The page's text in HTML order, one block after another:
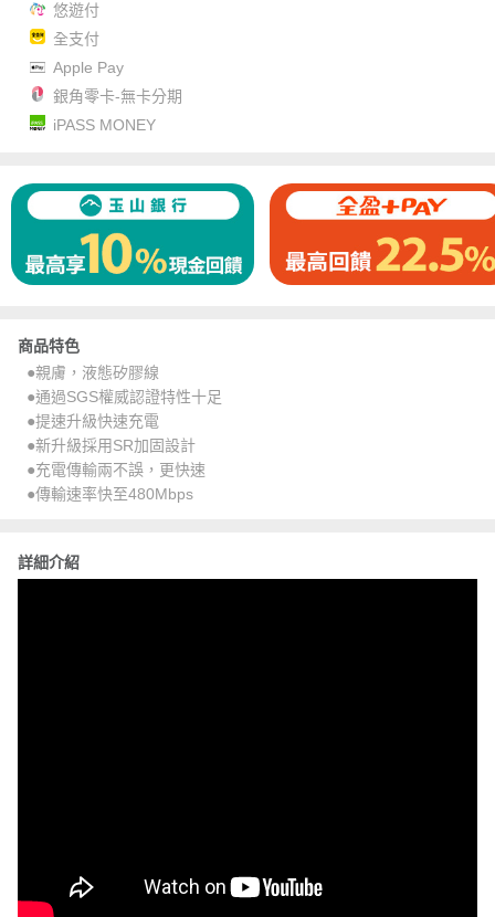
悠遊付
全支付
Apple Pay
銀角零卡-無卡分期
iPASS MONEY
商品特色
●親膚，液態矽膠線
●通過SGS權威認證特性十足
●提速升級快速充電
●新升級採用SR加固設計
●充電傳輸兩不誤，更快速
●傳輸速率快至480Mbps
詳細介紹